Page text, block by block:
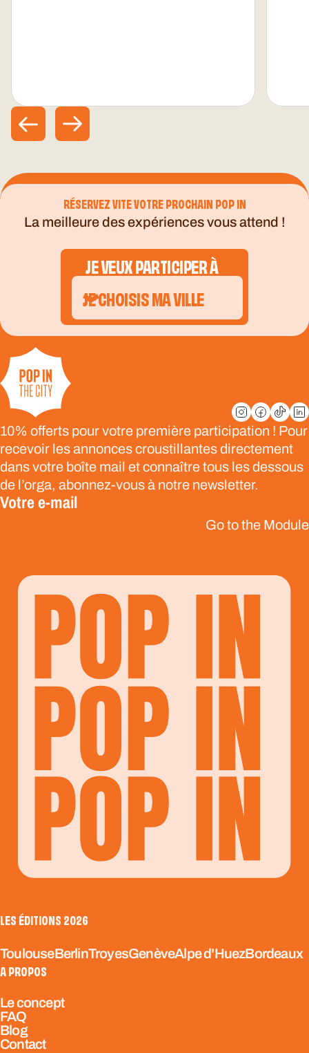
RÉSERVEZ VITE VOTRE PROCHAIN POP IN
La meilleure des expériences vous attend !
JE VEUX PARTICIPER À
JE CHOISIS MA VILLE
10% offerts pour votre première participation ! Pour
recevoir les annonces croustillantes directement
dans votre boîte mail et connaître tous les dessous
de l’orga, abonnez-vous à notre newsletter.
Votre e-mail
Go to the Module
LES ÉDITIONS 2026
ToulouseBerlinTroyesGenèveAlpe d'HuezBordeaux
A PROPOS
Le concept
FAQ
Blog
Contact